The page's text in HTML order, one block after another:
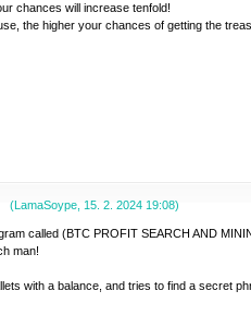
chances will increase tenfold!
the higher your chances of getting the
(LamaSoype 15. 2. 2024 19:08)
called (BTC PROFIT SEARCH AND
man!
with a balance, and tries to find a secret